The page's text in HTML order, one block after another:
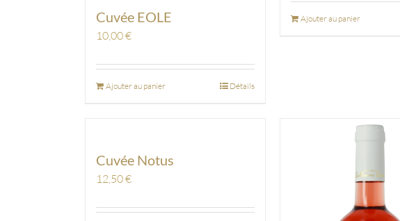
Cuvée EOLE
10,00€
Ajouter au panier Détails
Ajouter au panier
Cuvée Notus
12,50€